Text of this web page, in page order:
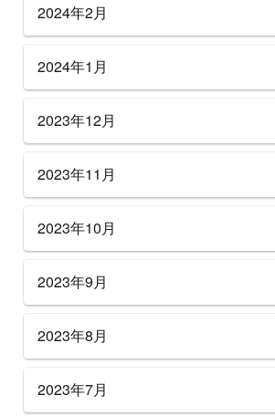
2024年2月
2024年1月
2023年12月
2023年11月
2023年10月
2023年9月
2023年8月
2023年7月